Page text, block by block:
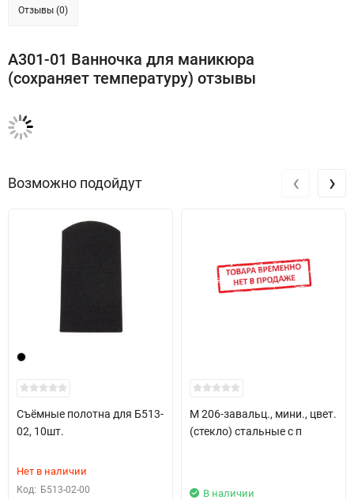
Отзывы (0)
А301-01 Ванночка для маникюра
(сохраняет температуру) отзывы
Возможно подойдут
Съёмные полотна для Б513-
02, 10шт.
Нет в наличии
Код: Б513-02-00
M 206-завальц., мини., цвет.
(стекло) стальные с п
В наличии
‹ ›